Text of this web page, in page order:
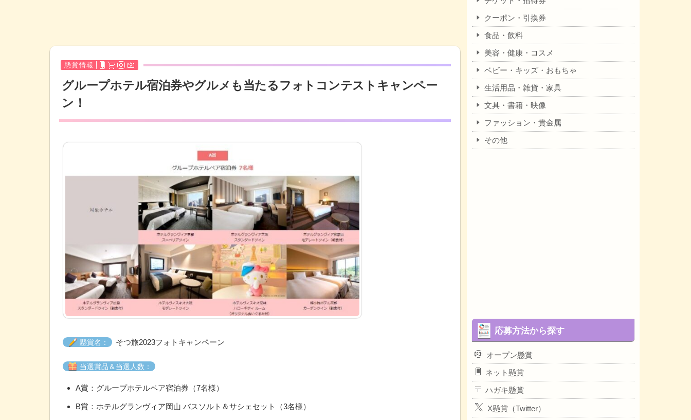
懸賞情報
グループホテル宿泊券やグルメも当たるフォトコンテストキャンペー
ン！
懸賞名： そつ旅2023フォトキャンペーン
当選賞品＆当選人数：
A賞：グループホテルペア宿泊券（7名様）
B賞：ホテルグランヴィア岡山 バスソルト＆サシェセット（3名様）
クーポン・引換券
食品・飲料
美容・健康・コスメ
ベビー・キッズ・おもちゃ
生活用品・雑貨・家具
文具・書籍・映像
ファッション・貴金属
その他
応募方法から探す
オープン懸賞
ネット懸賞
ハガキ懸賞
X懸賞（Twitter）